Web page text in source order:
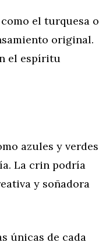
el turquesa o
original.
el espíritu
azules y verdes
La crin podría
y soñadora
únicas de cada